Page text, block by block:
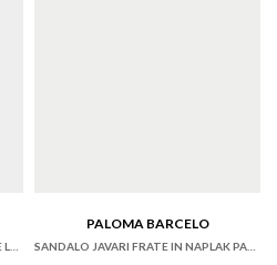
ZOCCOLO “PROFESSIONAL” IN PELLE LUCIDA NERA
PALOMA BARCELO
SANDALO JAVARI FRATE IN NAPLAK PANNA CON ZEPPA